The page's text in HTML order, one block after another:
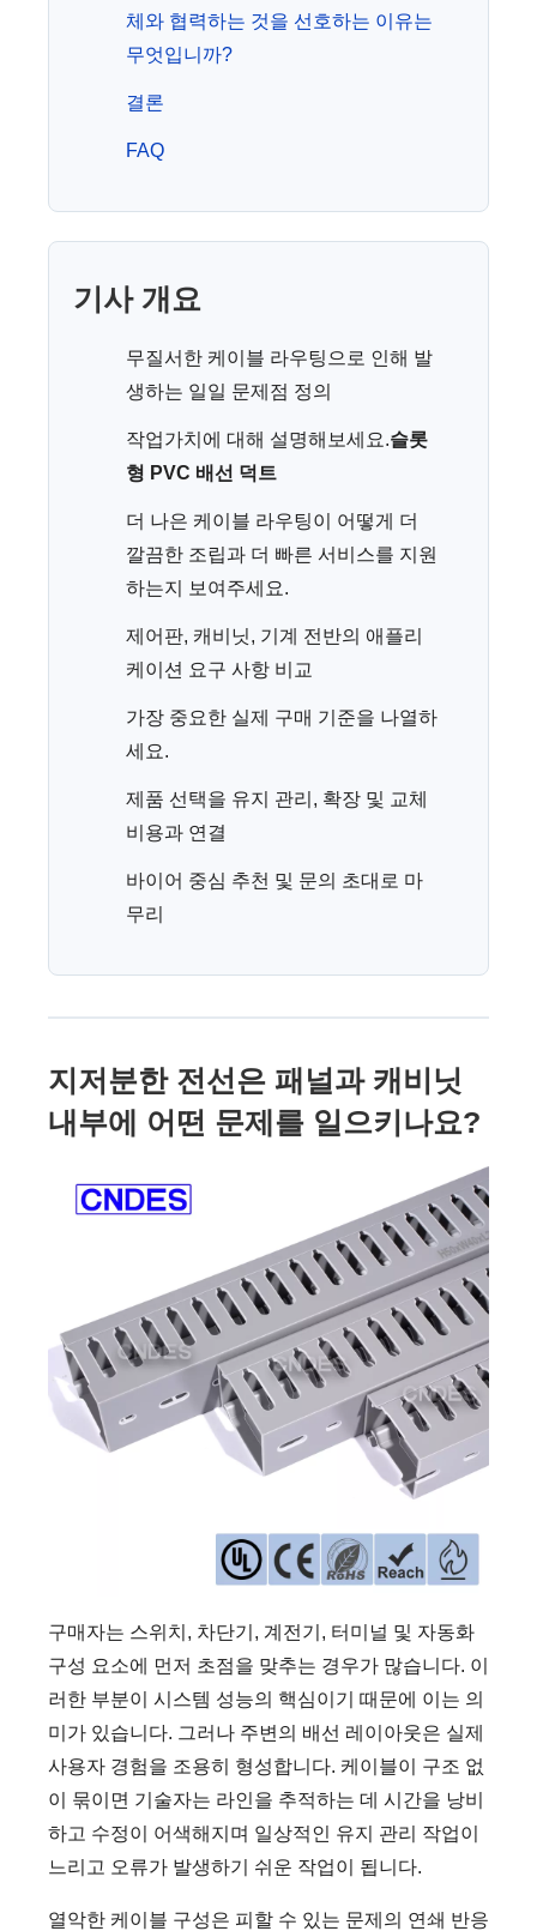
체와 협력하는 것을 선호하는 이유는
무엇입니까?
결론
FAQ
기사 개요
무질서한 케이블 라우팅으로 인해 발
생하는 일일 문제점 정의
작업가치에 대해 설명해보세요.슬롯
형 PVC 배선 덕트
더 나은 케이블 라우팅이 어떻게 더
깔끔한 조립과 더 빠른 서비스를 지원
하는지 보여주세요.
제어판, 캐비닛, 기계 전반의 애플리
케이션 요구 사항 비교
가장 중요한 실제 구매 기준을 나열하
세요.
제품 선택을 유지 관리, 확장 및 교체
비용과 연결
바이어 중심 추천 및 문의 초대로 마
무리
지저분한 전선은 패널과 캐비닛
내부에 어떤 문제를 일으키나요?
구매자는 스위치, 차단기, 계전기, 터미널 및 자동화
구성 요소에 먼저 초점을 맞추는 경우가 많습니다. 이
러한 부분이 시스템 성능의 핵심이기 때문에 이는 의
미가 있습니다. 그러나 주변의 배선 레이아웃은 실제
사용자 경험을 조용히 형성합니다. 케이블이 구조 없
이 묶이면 기술자는 라인을 추적하는 데 시간을 낭비
하고 수정이 어색해지며 일상적인 유지 관리 작업이
느리고 오류가 발생하기 쉬운 작업이 됩니다.
열악한 케이블 구성은 피할 수 있는 문제의 연쇄 반응